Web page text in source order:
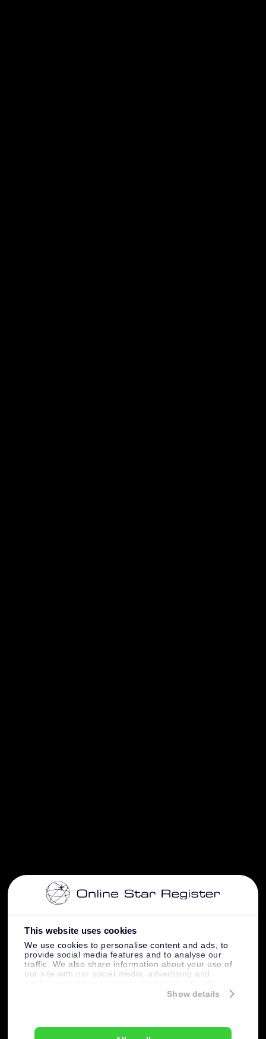
This website uses cookies
We use cookies to personalise content and ads, to
provide social media features and to analyse our
traffic. We also share information about your use of
our site with our social media, advertising and
information that you’ve provided to them or that
Show details